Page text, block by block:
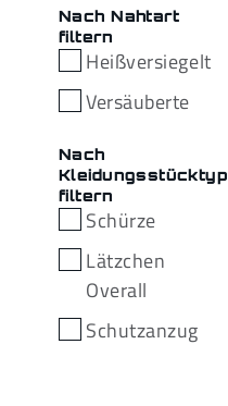
Nach Nahtart
filtern
Heißversiegelt
Versäuberte
Nach
Kleidungsstücktyp
filtern
Schürze
Lätzchen
Overall
Schutzanzug